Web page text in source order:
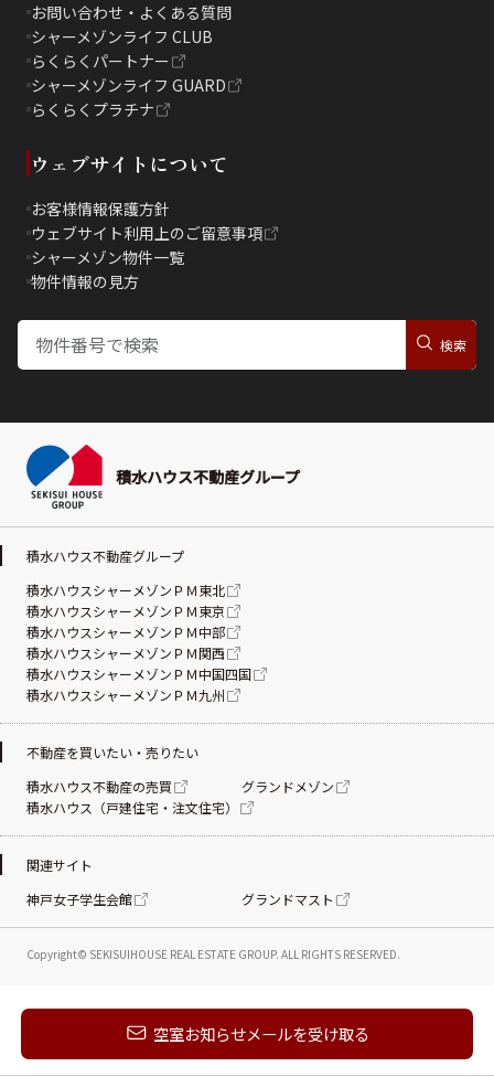
新着メールを受け取る
空室お知らせメールを受け取る
お問い合わせ・よくある質問
シャーメゾンライフ CLUB
らくらくパートナー
シャーメゾンライフ GUARD
らくらくプラチナ
ウェブサイトについて
お客様情報保護方針
ウェブサイト利用上のご留意事項
シャーメゾン物件一覧
物件情報の見方
積水ハウス不動産グループ
Copyright© SEKISUIHOUSE REAL ESTATE GROUP. ALL RIGHTS RESERVED.
積水ハウス不動産グループ
積水ハウスシャーメゾンＰＭ東北
積水ハウスシャーメゾンＰＭ東京
積水ハウスシャーメゾンＰＭ中部
積水ハウスシャーメゾンＰＭ関西
積水ハウスシャーメゾンＰＭ中国四国
積水ハウスシャーメゾンＰＭ九州
不動産を買いたい・売りたい
積水ハウス不動産の売買
グランドメゾン
積水ハウス（戸建住宅・注文住宅）
関連サイト
神戸女子学生会館
グランドマスト